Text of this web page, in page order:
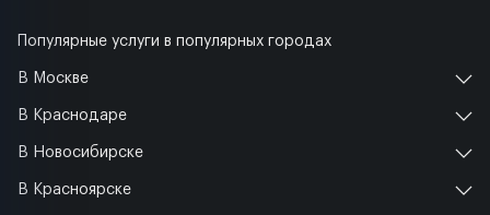
Популярные услуги в популярных городах
В Москве
В Краснодаре
В Новосибирске
В Красноярске